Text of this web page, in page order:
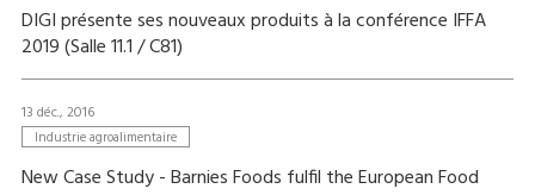
DIGI présente ses nouveaux produits à la conférence IFFA
2019 (Salle 11.1 / C81)
13 déc., 2016
Industrie agroalimentaire
New Case Study - Barnies Foods fulfil the European Food